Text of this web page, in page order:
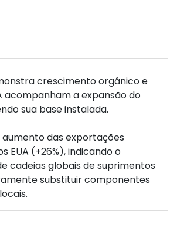
crescimento orgânico e
acompanham a expansão do
sua base instalada.
aumento das exportações
EUA (+26%), indicando o
cadeias globais de suprimentos
substituir componentes